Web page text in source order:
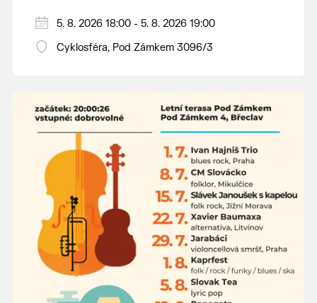
Hraje se jen za příznivého počasí.
Vstupné dobrovolné.
5. 8. 2026 18:00 - 5. 8. 2026 19:00
Cyklosféra, Pod Zámkem 3096/3